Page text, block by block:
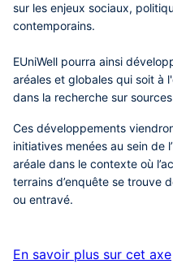
sur les enjeux sociaux,
contemporains.
EUniWell pourra ainsi
aréales et globales qui soit à
dans la recherche sur
Ces développements
initiatives menées au sein de
aréale dans le contexte où
terrains d’enquête se trouve
ou entravé.
En savoir plus sur cet axe